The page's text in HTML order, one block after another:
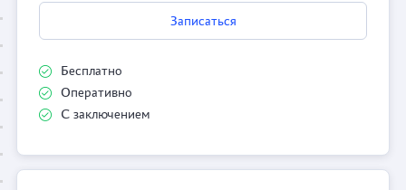
Записаться
Бесплатно
Оперативно
С заключением